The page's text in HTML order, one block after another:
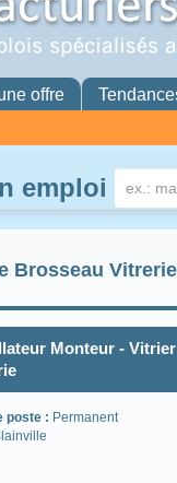
offre
emploi
Brosseau Vitrerie
Monteur -
poste : Permanent